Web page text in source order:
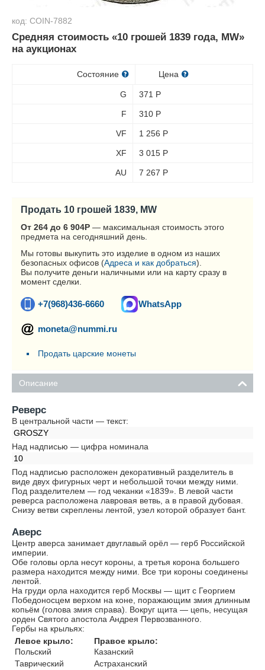
код: COIN-7882
Средняя стоимость «10 грошей 1839 года, MW»
на аукционах
Состояние Цена
G 371 Р
F 310 Р
VF 1 256 Р
XF 3 015 Р
AU 7 267 Р
Продать 10 грошей 1839, MW
От 264 до 6 904Р — максимальная стоимость этого
предмета на сегодняшний день.
Мы готовы выкупить это изделие в одном из наших
безопасных офисов (Адреса и как добраться).
Вы получите деньги наличными или на карту сразу в
момент сделки.
+7(968)436-6660 WhatsApp
moneta@nummi.ru
Продать царские монеты
Описание
Реверс
В центральной части — текст:
GROSZY
Над надписью — цифра номинала
10
Под надписью расположен декоративный разделитель в
виде двух фигурных черт и небольшой точки между ними.
Под разделителем — год чеканки «1839». В левой части
реверса расположена лавровая ветвь, а в правой дубовая.
Снизу ветви скреплены лентой, узел которой образует бант.
Аверс
Центр аверса занимает двуглавый орёл — герб Российской
империи.
Обе головы орла несут короны, а третья корона большего
размера находится между ними. Все три короны соединены
лентой.
На груди орла находится герб Москвы — щит с Георгием
Победоносцем верхом на коне, поражающим змия длинным
копьём (голова змия справа). Вокруг щита — цепь, несущая
орден Святого апостола Андрея Первозванного.
Гербы на крыльях:
Левое крыло:
Польский
Таврический
Правое крыло:
Казанский
Астраханский